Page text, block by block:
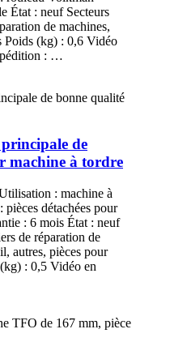
État : neuf Secteurs
de machines,
Poids (kg) : 0,6 Vidéo
: …
de
machine à tordre
: machine à
détachées pour
: 6 mois État : neuf
de réparation de
autres, pièces pour
: 0,5 Vidéo en